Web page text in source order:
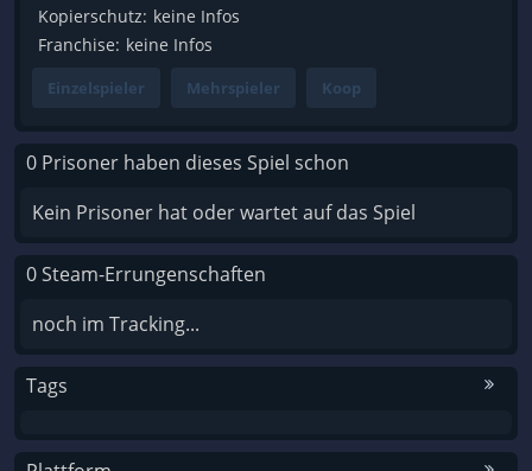
Kopierschutz: keine Infos
Franchise: keine Infos
Einzelspieler Mehrspieler Koop
0 Prisoner haben dieses Spiel schon
Kein Prisoner hat oder wartet auf das Spiel
0 Steam-Errungenschaften
noch im Tracking...
Tags